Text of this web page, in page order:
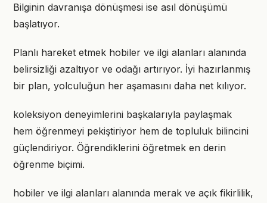
Bilginin davranışa dönüşmesi ise asıl dönüşümü
başlatıyor.
Planlı hareket etmek hobiler ve ilgi alanları alanında
belirsizliği azaltıyor ve odağı artırıyor. İyi hazırlanmış
bir plan, yolculuğun her aşamasını daha net kılıyor.
koleksiyon deneyimlerini başkalarıyla paylaşmak
hem öğrenmeyi pekiştiriyor hem de topluluk bilincini
güçlendiriyor. Öğrendiklerini öğretmek en derin
öğrenme biçimi.
hobiler ve ilgi alanları alanında merak ve açık fikirlilik,